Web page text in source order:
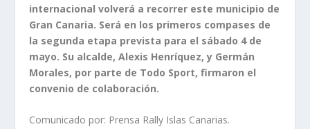
internacional volverá a recorrer este municipio de
Gran Canaria. Será en los primeros compases de
la segunda etapa prevista para el sábado 4 de
mayo. Su alcalde, Alexis Henríquez, y Germán
Morales, por parte de Todo Sport, firmaron el
convenio de colaboración.
Comunicado por: Prensa Rally Islas Canarias.